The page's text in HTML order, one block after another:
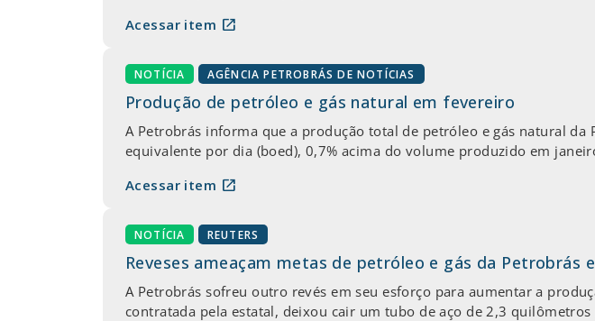
Acessar item open_in_new
NOTÍCIA AGÊNCIA PETROBRÁS DE NOTÍCIAS
Produção de petróleo e gás natural em fevereiro
A Petrobrás informa que a produção total de petróleo e gás natural
equivalente por dia (boed), 0,7% acima do volume produzido em
Acessar item open_in_new
NOTÍCIA REUTERS
Reveses ameaçam metas de petróleo e gás da Petrobrás
A Petrobrás sofreu outro revés em seu esforço para aumentar a
contratada pela estatal, deixou cair um tubo de aço de 2,3